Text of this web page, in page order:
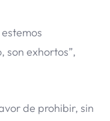
son exhortos”,
de prohibir, sin